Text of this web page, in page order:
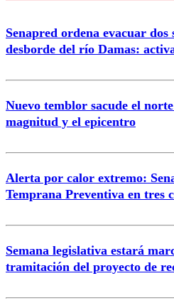
Correo
Senapred ordena evacuar
desborde del río Damas:
Nuevo temblor sacude el
magnitud y el epicentro
Alerta por calor extremo:
Temprana Preventiva en tres
Semana legislativa estará
tramitación del proyecto de